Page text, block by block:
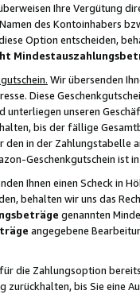
Ihre Vergütung
des Kontoinhabers
Option entscheiden,
Wir übersenden
Diese
unseren
bis der fällige
den in der
Geschenkgutschein ist
Ihnen einen Scheck in
behalten wir uns das
genannten
angegebene
die Zahlungsoption
zurückhalten, bis Sie